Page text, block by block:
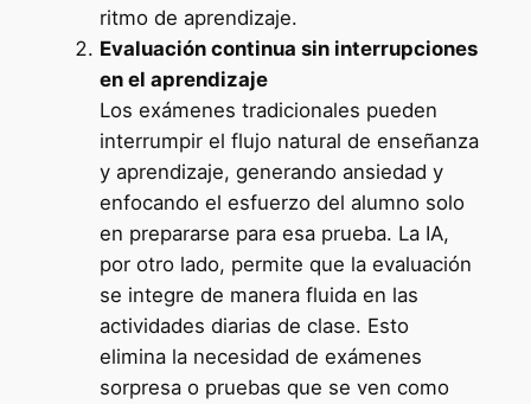
ritmo de aprendizaje.
Evaluación continua sin interrupciones
en el aprendizaje
Los exámenes tradicionales pueden
interrumpir el flujo natural de enseñanza
y aprendizaje, generando ansiedad y
enfocando el esfuerzo del alumno solo
en prepararse para esa prueba. La IA,
por otro lado, permite que la evaluación
se integre de manera fluida en las
actividades diarias de clase. Esto
elimina la necesidad de exámenes
sorpresa o pruebas que se ven como